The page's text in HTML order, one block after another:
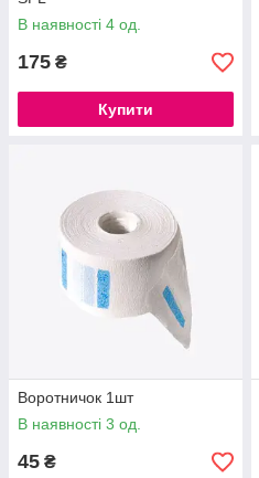
В наявності 4 од.
175 ₴
Купити
Воротничок 1шт
В наявності 3 од.
45 ₴